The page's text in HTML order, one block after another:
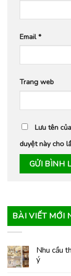
Email*
Trang web
Lưu tên
duyệt này cho
BÀI VIẾT MỚI
Nhu cầu
ý